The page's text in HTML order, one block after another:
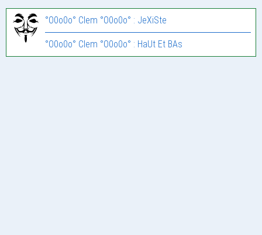
°O0o0o° Clem °O0o0o° : JeXiSte
°O0o0o° Clem °O0o0o° : HaUt Et BAs